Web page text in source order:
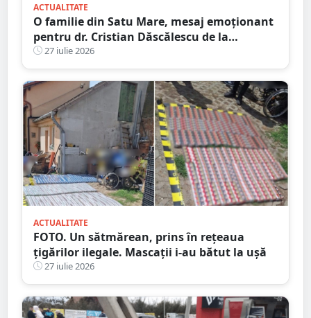
ACTUALITATE
O familie din Satu Mare, mesaj emoționant
pentru dr. Cristian Dăscălescu de la
Spitalului Județean
27 iulie 2026
ACTUALITATE
FOTO. Un sătmărean, prins în rețeaua
țigărilor ilegale. Mascații i-au bătut la ușă
27 iulie 2026